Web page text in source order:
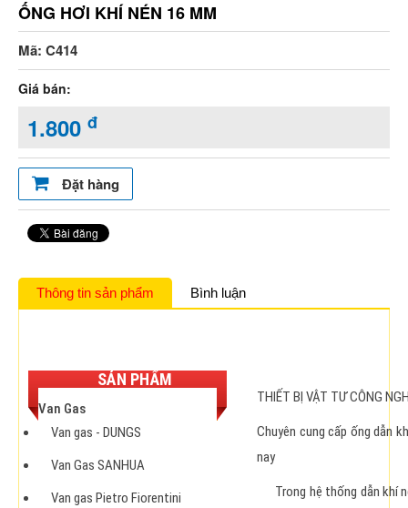
ỐNG HƠI KHÍ NÉN 16 MM
Mã: C414
Giá bán:
1.800 đ
Đặt hàng
Thông tin sản phẩm Bình luận
THIẾT BỊ VẬT TƯ CÔNG
Chuyên cung cấp ống dẫn
nay
Trong hệ thống dẫn khí
SẢN PHẨM
Van Gas
Van gas - DUNGS
Van Gas SANHUA
Van gas Pietro Fiorentini